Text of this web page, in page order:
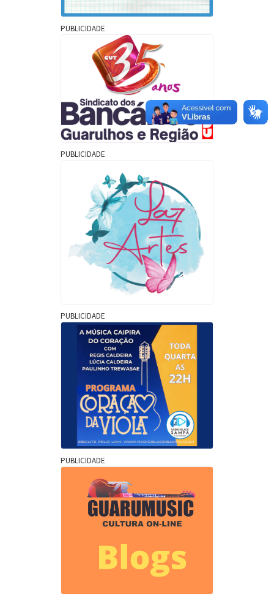
PUBLICIDADE
PUBLICIDADE
PUBLICIDADE
PUBLICIDADE